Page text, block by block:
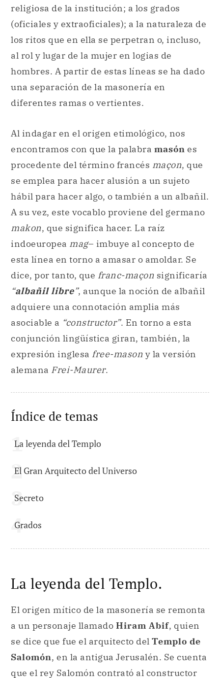
religiosa de la institución; a los grados
(oficiales y extraoficiales); a la naturaleza de
los ritos que en ella se perpetran o, incluso,
al rol y lugar de la mujer en logias de
hombres. A partir de estas líneas se ha dado
una separación de la masonería en
diferentes ramas o vertientes.
Al indagar en el origen etimológico, nos
encontramos con que la palabra masón es
procedente del término francés maçon, que
se emplea para hacer alusión a un sujeto
hábil para hacer algo, o también a un albañil.
A su vez, este vocablo proviene del germano
makon, que significa hacer. La raíz
indoeuropea mag– imbuye al concepto de
esta línea en torno a amasar o amoldar. Se
dice, por tanto, que franc-maçon significaría
“albañil libre”, aunque la noción de albañil
adquiere una connotación amplia más
asociable a “constructor”. En torno a esta
conjunción lingüística giran, también, la
expresión inglesa free-mason y la versión
alemana Frei-Maurer.
Índice de temas
La leyenda del Templo
El Gran Arquitecto del Universo
Secreto
Grados
La leyenda del Templo.
El origen mítico de la masonería se remonta
a un personaje llamado Hiram Abif, quien
se dice que fue el arquitecto del Templo de
Salomón, en la antigua Jerusalén. Se cuenta
que el rey Salomón contrató al constructor